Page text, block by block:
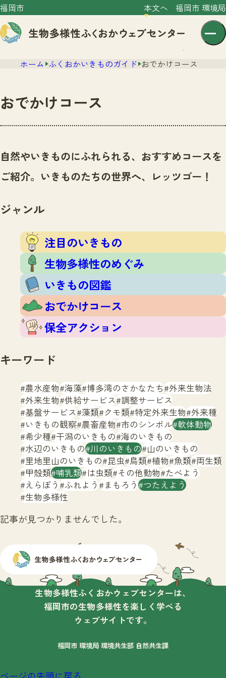
福岡市 本文へ 福岡市 環境局
文字サイズ 小 中 大
センター紹介
センター紹介TOP
サイトポリシー
ニュース
いきものガイド
注目のいきもの
生物多様性のめぐみ
いきもの図鑑
おでかけコース
保全アクション
イベント
いきもの調査隊
調査レポート
調査レポートTOP
調査結果
ふくおかいきものマップ
マッチング
マッチングTOP
掲載申し込みフォーム
お問合せ
生物多様性ふくおかウェブセンターとは
サイトマップ
ホーム ふくおかいきものガイド おでかけコース
おでかけコース
自然やいきものにふれられる、おすすめコースを
ご紹介。いきものたちの世界へ、レッツゴー！
ジャンル
注目のいきもの
生物多様性のめぐみ
いきもの図鑑
おでかけコース
保全アクション
キーワード
農水産物 海藻 博多湾のさかなたち 外来生物法
外来生物 供給サービス 調整サービス
基盤サービス 藻類 クモ類 特定外来生物 外来種
いきもの観察 農畜産物 市のシンボル 軟体動物
希少種 干潟のいきもの 海のいきもの
水辺のいきもの 川のいきもの 山のいきもの
里地里山のいきもの 昆虫 鳥類 植物 魚類 両生類
甲殻類 哺乳類 は虫類 その他動物 たべよう
えらぼう ふれよう まもろう つたえよう
生物多様性
記事が見つかりませんでした。
生物多様性ふくおかウェブセンターは、
福岡市の生物多様性を楽しく学べる
ウェブサイトです。
福岡市 環境局 環境共生部 自然共生課